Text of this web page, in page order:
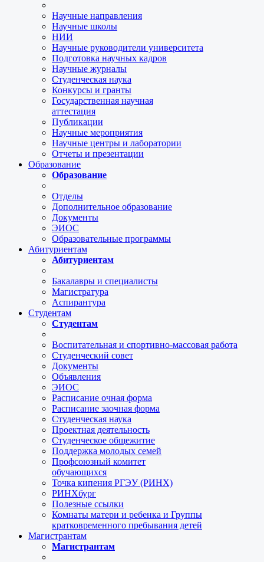
Научные направления
Научные школы
НИИ
Научные руководители университета
Подготовка научных кадров
Научные журналы
Студенческая наука
Конкурсы и гранты
Государственная научная
аттестация
Публикации
Научные мероприятия
Научные центры и лаборатории
Отчеты и презентации
Образование
Образование
Отделы
Дополнительное образование
Документы
ЭИОС
Образовательные программы
Абитуриентам
Абитуриентам
Бакалавры и специалисты
Магистратура
Аспирантура
Студентам
Студентам
Воспитательная и спортивно-массовая работа
Студенческий совет
Документы
Объявления
ЭИОС
Расписание очная форма
Расписание заочная форма
Студенческая наука
Проектная деятельность
Студенческое общежитие
Поддержка молодых семей
Профсоюзный комитет
обучающихся
Точка кипения РГЭУ (РИНХ)
РИНХбург
Полезные ссылки
Комнаты матери и ребенка и Группы
кратковременного пребывания детей
Магистрантам
Магистрантам